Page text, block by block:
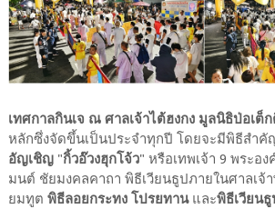
เทศกาลกินเจ ณ ศาลเจ้าไต้ฮงกง มูลนิธิป่อเต็ก
หลักซึ่งจัดขึ้นเป็นประจำทุกปี โดยจะมีพิธีสำคั
อัญเชิญ"กิ้วอ๊วงฮุกโจ้ว" หรือเทพเจ้า 9 พระอ
มนต์ ชัยมงคลคาถา พิธีเวียนธูปภายในศาลเจ้า
ยมทูต พิธีลอยกระทง โปรยทานและพิธีเวียน